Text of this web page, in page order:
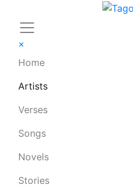
×
Home
Artists
Verses
Songs
Novels
Stories